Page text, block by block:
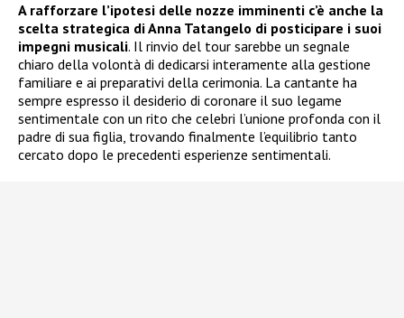
A rafforzare l’ipotesi delle nozze imminenti c’è anche la
scelta strategica di Anna Tatangelo di posticipare i suoi
impegni musicali. Il rinvio del tour sarebbe un segnale
chiaro della volontà di dedicarsi interamente alla gestione
familiare e ai preparativi della cerimonia. La cantante ha
sempre espresso il desiderio di coronare il suo legame
sentimentale con un rito che celebri l’unione profonda con il
padre di sua figlia, trovando finalmente l’equilibrio tanto
cercato dopo le precedenti esperienze sentimentali.